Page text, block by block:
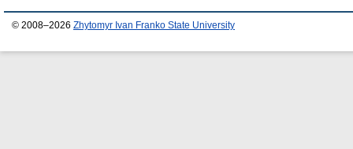
© 2008–2026 Zhytomyr Ivan Franko State University